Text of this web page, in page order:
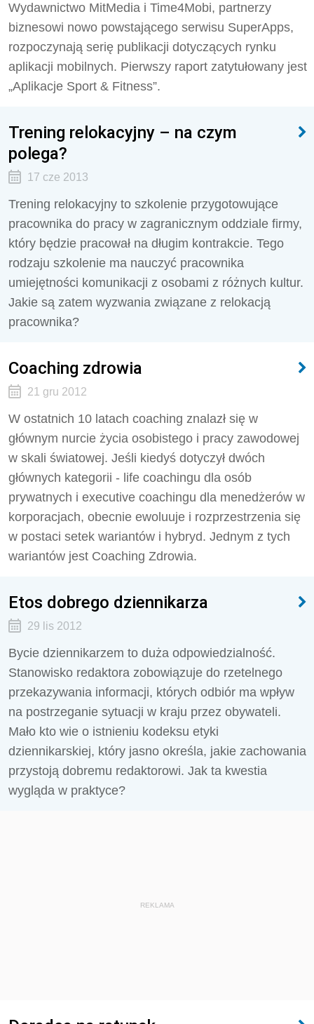
Wydawnictwo MitMedia i Time4Mobi, partnerzy
biznesowi nowo powstającego serwisu SuperApps,
rozpoczynają serię publikacji dotyczących rynku
aplikacji mobilnych. Pierwszy raport zatytułowany jest
„Aplikacje Sport & Fitness”.
Trening relokacyjny – na czym
polega?
17 cze 2013
Trening relokacyjny to szkolenie przygotowujące
pracownika do pracy w zagranicznym oddziale firmy,
który będzie pracował na długim kontrakcie. Tego
rodzaju szkolenie ma nauczyć pracownika
umiejętności komunikacji z osobami z różnych kultur.
Jakie są zatem wyzwania związane z relokacją
pracownika?
Coaching zdrowia
21 gru 2012
W ostatnich 10 latach coaching znalazł się w
głównym nurcie życia osobistego i pracy zawodowej
w skali światowej. Jeśli kiedyś dotyczył dwóch
głównych kategorii - life coachingu dla osób
prywatnych i executive coachingu dla menedżerów w
korporacjach, obecnie ewoluuje i rozprzestrzenia się
w postaci setek wariantów i hybryd. Jednym z tych
wariantów jest Coaching Zdrowia.
Etos dobrego dziennikarza
29 lis 2012
Bycie dziennikarzem to duża odpowiedzialność.
Stanowisko redaktora zobowiązuje do rzetelnego
przekazywania informacji, których odbiór ma wpływ
na postrzeganie sytuacji w kraju przez obywateli.
Mało kto wie o istnieniu kodeksu etyki
dziennikarskiej, który jasno określa, jakie zachowania
przystoją dobremu redaktorowi. Jak ta kwestia
wygląda w praktyce?
REKLAMA